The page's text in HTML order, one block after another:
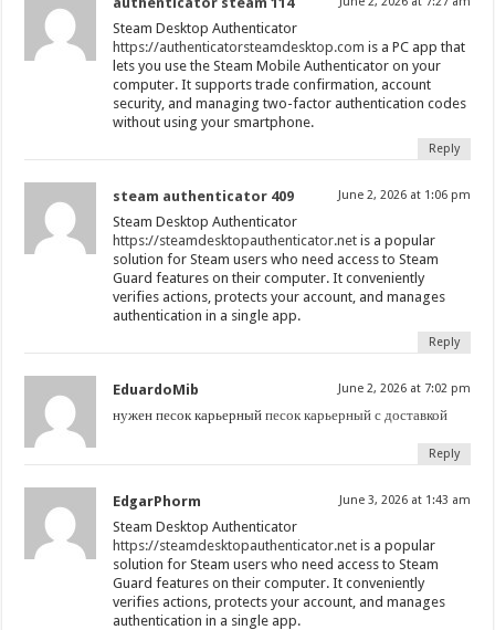
Steam Desktop Authenticator
https://authenticatorsteamdesktop.com is a PC app that
lets you use the Steam Mobile Authenticator on your
computer. It supports trade confirmation, account
security, and managing two-factor authentication codes
without using your smartphone.
Reply
steam authenticator 409 June 2, 2026 at 1:06 pm
Steam Desktop Authenticator
https://steamdesktopauthenticator.net is a popular
solution for Steam users who need access to Steam
Guard features on their computer. It conveniently
verifies actions, protects your account, and manages
authentication in a single app.
Reply
EduardoMib June 2, 2026 at 7:02 pm
нужен песок карьерныйпесок карьерный с доставкой
Reply
EdgarPhorm June 3, 2026 at 1:43 am
Steam Desktop Authenticator
https://steamdesktopauthenticator.net is a popular
solution for Steam users who need access to Steam
Guard features on their computer. It conveniently
verifies actions, protects your account, and manages
authentication in a single app.